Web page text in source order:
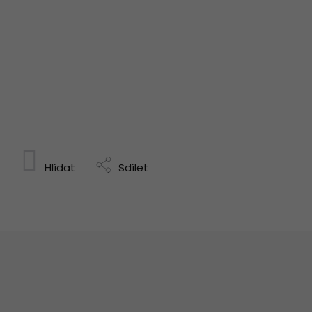
Hlídat Sdílet